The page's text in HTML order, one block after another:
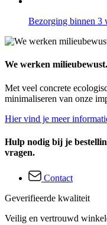
Bezorging binnen 3
We werken milieubewust.
Met veel concrete
minimaliseren van onze
Hier vind je meer
Hulp nodig bij je
vragen.
Contact
Geverifieerde kwaliteit
Veilig en vertrouwd